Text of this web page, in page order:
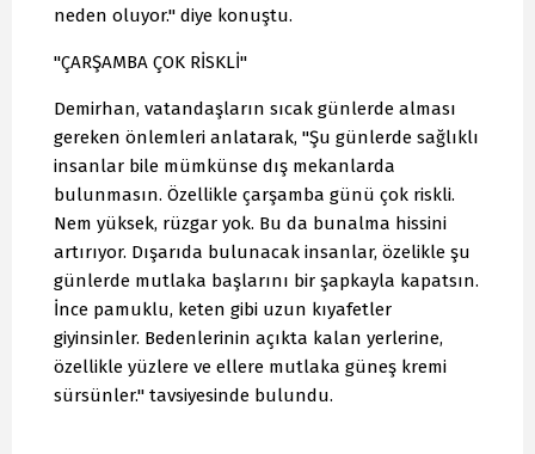
neden oluyor." diye konuştu.
"ÇARŞAMBA ÇOK RİSKLİ"
Demirhan, vatandaşların sıcak günlerde alması
gereken önlemleri anlatarak, "Şu günlerde sağlıklı
insanlar bile mümkünse dış mekanlarda
bulunmasın. Özellikle çarşamba günü çok riskli.
Nem yüksek, rüzgar yok. Bu da bunalma hissini
artırıyor. Dışarıda bulunacak insanlar, özelikle şu
günlerde mutlaka başlarını bir şapkayla kapatsın.
İnce pamuklu, keten gibi uzun kıyafetler
giyinsinler. Bedenlerinin açıkta kalan yerlerine,
özellikle yüzlere ve ellere mutlaka güneş kremi
sürsünler." tavsiyesinde bulundu.